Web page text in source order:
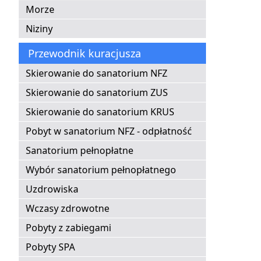
Morze
Niziny
Przewodnik kuracjusza
Skierowanie do sanatorium NFZ
Skierowanie do sanatorium ZUS
Skierowanie do sanatorium KRUS
Pobyt w sanatorium NFZ - odpłatność
Sanatorium pełnopłatne
Wybór sanatorium pełnopłatnego
Uzdrowiska
Wczasy zdrowotne
Pobyty z zabiegami
Pobyty SPA